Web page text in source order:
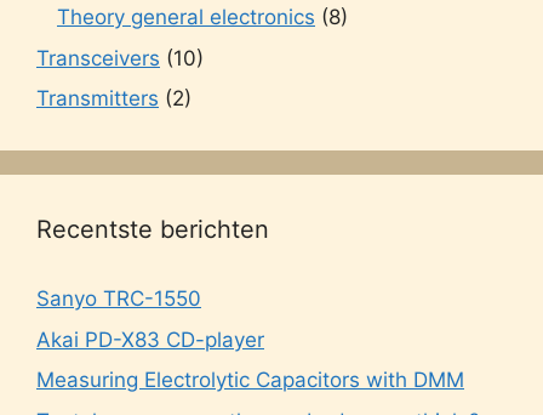
Theory general electronics (8)
Transceivers (10)
Transmitters (2)
Recentste berichten
Sanyo TRC-1550
Akai PD-X83 CD-player
Measuring Electrolytic Capacitors with DMM